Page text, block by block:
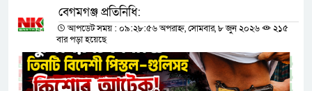
বেগমগঞ্জ প্রতিনিধি:
আপডেট সময় : ০৯:২৮:৫৬ অপরাহ্ন, সোমবার, ৮ জুন ২০২৬
২১৫
বার পড়া হয়েছে